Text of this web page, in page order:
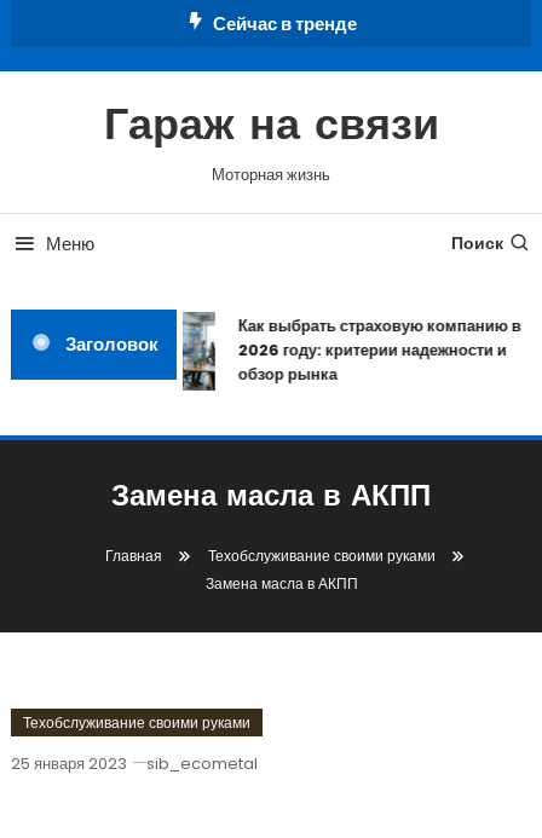
Сейчас в тренде
Гараж на связи
Моторная жизнь
Меню Поиск
Заголовок
Как выбрать страховую компанию в
2026 году: критерии надежности и
обзор рынка
Замена масла в АКПП
Главная
Техобслуживание своими руками
Замена масла в АКПП
Техобслуживание своими руками
25 января 2023 sib_ecometal